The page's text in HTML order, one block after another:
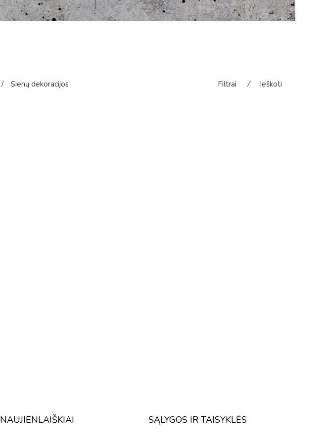
/ Sienų dekoracijos Filtrai ⁄ Ieškoti
NAUJIENLAIŠKIAI SĄLYGOS IR TAISYKLĖS